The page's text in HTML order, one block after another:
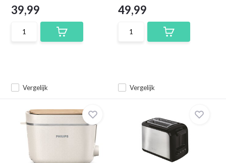
Vergelijk
39,99
Vergelijk
49,99